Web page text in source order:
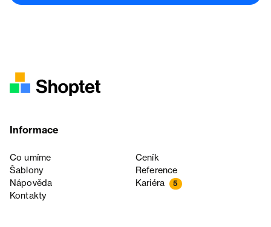
Informace
Co umíme
Ceník
Šablony
Reference
Nápověda
Kariéra 5
Kontakty